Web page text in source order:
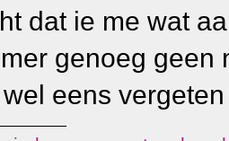
dat ie me wat
genoeg geen
eens